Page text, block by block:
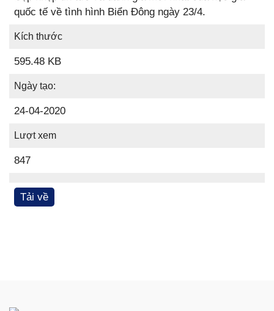
quốc tế về tình hình Biển Đông ngày 23/4.
Kích thước
595.48 KB
Ngày tạo:
24-04-2020
Lượt xem
847
Tải về